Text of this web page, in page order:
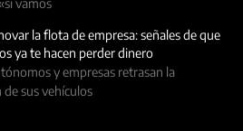
vamos
la flota de empresa: señales de que
ya te hacen perder dinero
y empresas retrasan la
de sus vehículos